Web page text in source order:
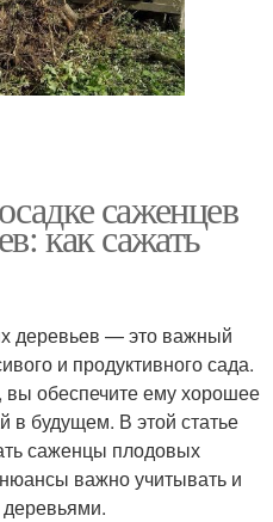
саженцев
как сажать
деревьев — это важный
и продуктивного сада.
обеспечите ему хорошее
в будущем. В этой статье
саженцы плодовых
важно учитывать и